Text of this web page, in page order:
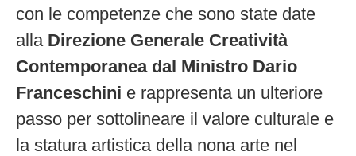
con le competenze che sono state date
alla Direzione Generale Creatività
Contemporanea dal Ministro Dario
Franceschini e rappresenta un ulteriore
passo per sottolineare il valore culturale e
la statura artistica della nona arte nel